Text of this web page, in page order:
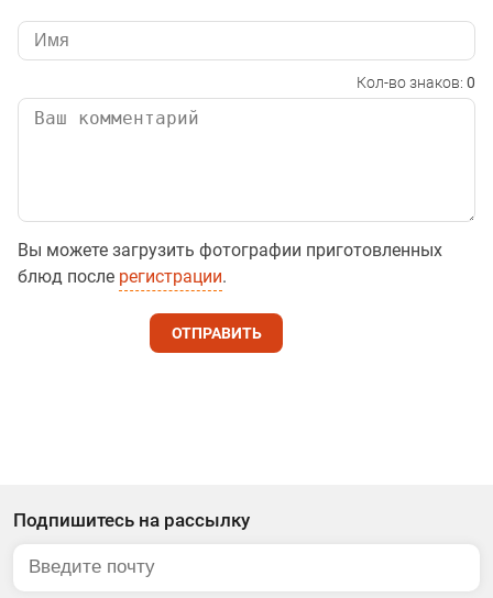
Кол-во знаков: 0
Вы можете загрузить фотографии приготовленных
блюд после регистрации.
ОТПРАВИТЬ
Подпишитесь на рассылку